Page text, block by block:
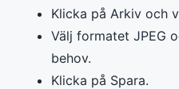
Klicka på Arkiv och
Välj formatet JPEG
behov.
Klicka på Spara.